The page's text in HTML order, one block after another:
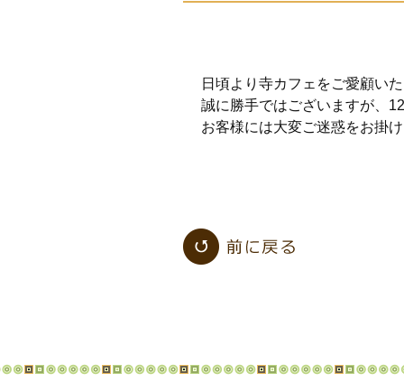
日頃より寺カフェをご愛顧い
誠に勝手ではございますが、
お客様には大変ご迷惑をお掛